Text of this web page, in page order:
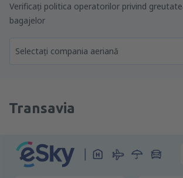
Verificați politica operatorilor privind
bagajelor
Selectați compania aeriană
Transavia